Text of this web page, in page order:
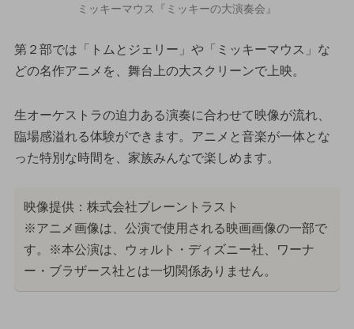
ミッキーマウス『ミッキーの大演奏会』
第２部では「トムとジェリー」や「ミッキーマウス」な
どの名作アニメを、舞台上の大スクリーンで上映。
生オーケストラの迫力ある演奏に合わせて映像が流れ、
臨場感溢れる体験ができます。アニメと音楽が一体とな
った特別な時間を、家族みんなで楽しめます。
映像提供：株式会社ブレーントラスト
※アニメ画像は、公演で使用される映画画像の一部で
す。※本公演は、ウォルト・ディズニー社、ワーナ
ー・ブラザース社とは一切関係ありません。